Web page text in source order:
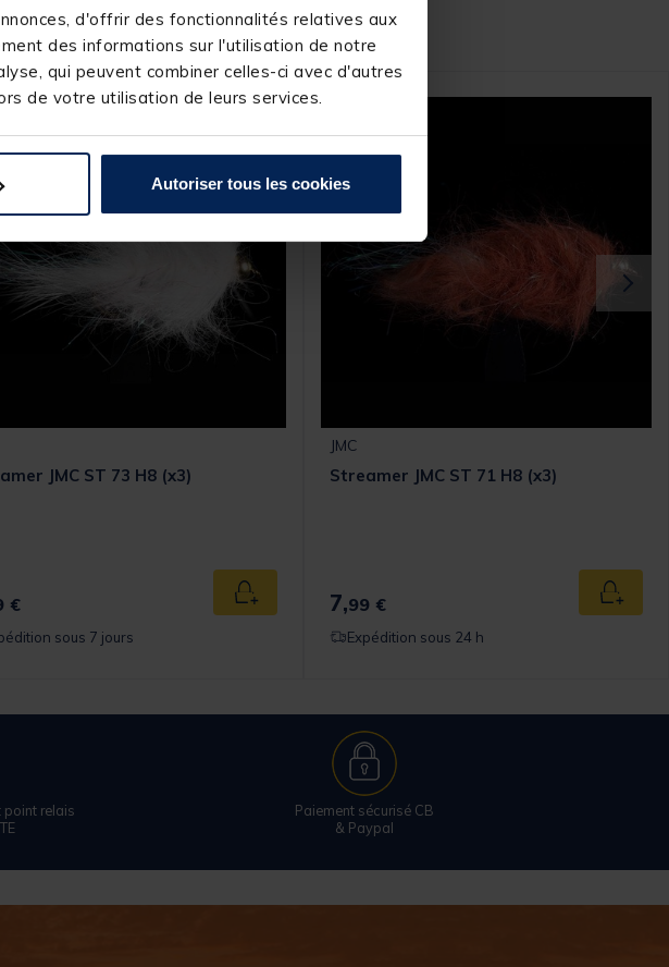
d'offrir des fonctionnalités relatives aux
des informations sur l'utilisation de notre
qui peuvent combiner celles-ci avec d'autres
de votre utilisation de leurs services.
Autoriser tous les cookies
intéresser :
JMC ST 73 H8 (x3)
€ Ajouter au panier
sous 7 jours
JMC
Streamer JMC ST 71 H8 (x3)
7,99 € Ajouter
Expédition sous 24 h
point relais
Paiement sécurisé CB
& Paypal